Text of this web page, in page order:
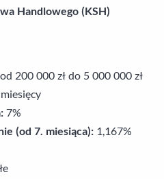
Handlowego (KSH)
od 200 000 zł do 5 000 000 zł
7%
(od 7. miesiąca): 1,167%